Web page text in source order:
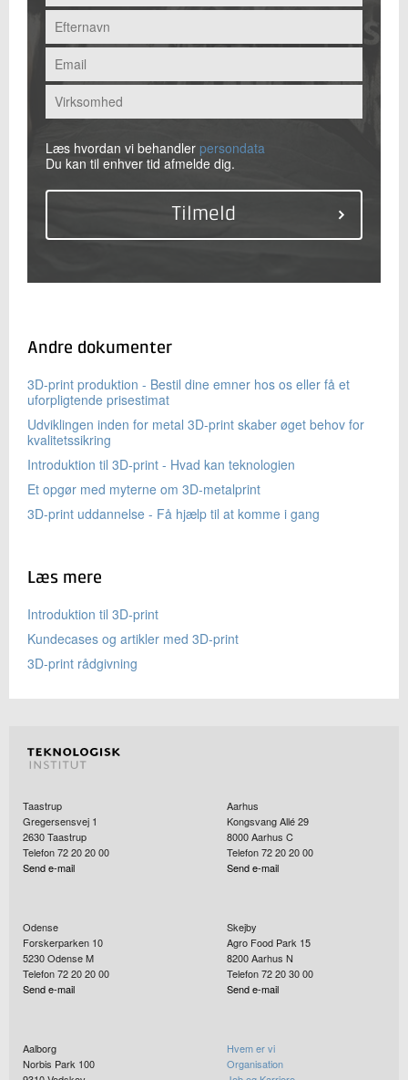
Læs hvordan vi behandler persondata
Du kan til enhver tid afmelde dig.
Andre dokumenter
3D-print produktion - Bestil dine emner hos os eller få et
uforpligtende prisestimat
Udviklingen inden for metal 3D-print skaber øget behov for
kvalitetssikring
Introduktion til 3D-print - Hvad kan teknologien
Et opgør med myterne om 3D-metalprint
3D-print uddannelse - Få hjælp til at komme i gang
Læs mere
Introduktion til 3D-print
Kundecases og artikler med 3D-print
3D-print rådgivning
Taastrup
Gregersensvej 1
2630Taastrup
Telefon 72 20 20 00
Send e-mail
Aarhus
Kongsvang Allé 29
8000Aarhus C
Telefon 72 20 20 00
Send e-mail
Odense
Forskerparken 10
5230Odense M
Telefon 72 20 20 00
Send e-mail
Skejby
Agro Food Park 15
8200Aarhus N
Telefon 72 20 30 00
Send e-mail
Aalborg
Norbis Park 100
Hvem er vi
Organisation